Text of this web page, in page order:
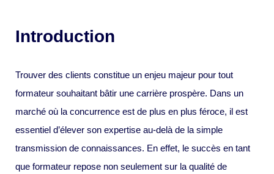
Introduction
Trouver des clients constitue un enjeu majeur pour tout
formateur souhaitant bâtir une carrière prospère. Dans un
marché où la concurrence est de plus en plus féroce, il est
essentiel d’élever son expertise au-delà de la simple
transmission de connaissances. En effet, le succès en tant
que formateur repose non seulement sur la qualité de